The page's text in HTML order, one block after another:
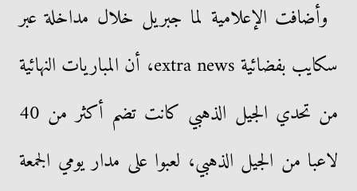
وأضافت الإعلامية لما جبريل خلال مداخلة عبر
سكايب بفضائية extra news، أن المباريات النهائية
من تحدي الجيل الذهبي كانت تضم أكثر من 40
لاعبا من الجيل الذهبي، لعبوا على مدار يومي الجمعة